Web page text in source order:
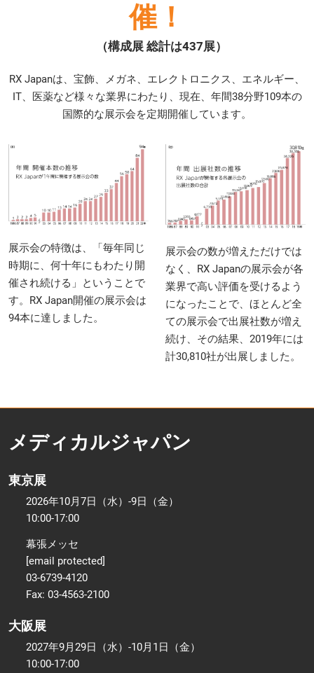
催！
（構成展 総計は437展）
RX Japanは、宝飾、メガネ、エレクトロニクス、エネルギー、
IT、医薬など様々な業界にわたり、現在、年間38分野109本の
国際的な展示会を定期開催しています。
展示会の特徴は、「毎年同じ
時期に、何十年にもわたり開
催され続ける」ということで
す。RX Japan開催の展示会は
94本に達しました。
展示会の数が増えただけでは
なく、RX Japanの展示会が各
業界で高い評価を受けるよう
になったことで、ほとんど全
ての展示会で出展社数が増え
続け、その結果、2019年には
計30,810社が出展しました。
メディカルジャパン
東京展
2026年10月7日（水）-9日（金）
10:00-17:00
幕張メッセ
[email protected]
03-6739-4120
Fax: 03-4563-2100
大阪展
2027年9月29日（水）-10月1日（金）
10:00-17:00